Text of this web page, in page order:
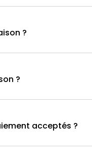
?
?
acceptés ?